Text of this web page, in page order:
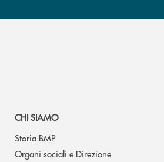
CHI SIAMO
Storia BMP
Organi sociali e Direzione